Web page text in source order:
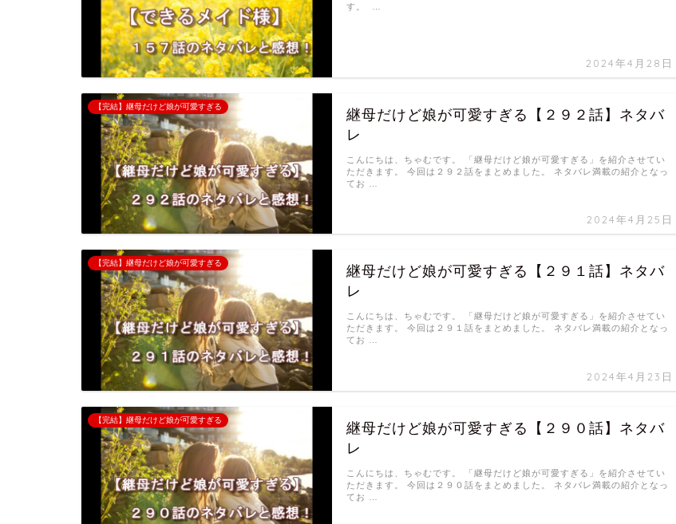
2024年4月28日
す。 …
【完結】継母だけど娘が可愛すぎる
継母だけど娘が可愛すぎる【２９２話】ネタバ
レ
2024年4月25日
こんにちは、ちゃむです。 「継母だけど娘が可愛すぎる」を紹介させてい
ただきます。 今回は２９２話をまとめました。 ネタバレ満載の紹介となっ
てお …
【完結】継母だけど娘が可愛すぎる
継母だけど娘が可愛すぎる【２９１話】ネタバ
レ
2024年4月23日
こんにちは、ちゃむです。 「継母だけど娘が可愛すぎる」を紹介させてい
ただきます。 今回は２９１話をまとめました。 ネタバレ満載の紹介となっ
てお …
【完結】継母だけど娘が可愛すぎる
継母だけど娘が可愛すぎる【２９０話】ネタバ
レ
こんにちは、ちゃむです。 「継母だけど娘が可愛すぎる」を紹介させてい
ただきます。 今回は２９０話をまとめました。 ネタバレ満載の紹介となっ
てお …